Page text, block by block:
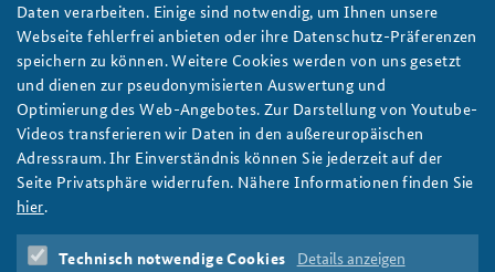
Beirat
Praktika an der BAKS
Anfahrt
Freundeskreis
Fachseminar Digitalisierung und Sicherheitspolitik
Fachseminar Desinformation und Sicherheitspolitik
Deutsches Forum Sicherheitspolitik
Arbeitskreis "Junge Sicherheitspolitiker"
Das Sicherheitspolitische Gespräch an der BAKS
Studierendenkonferenz Sicherheitspolitik gestalten
Pressespiegel und Gastbeiträge von BAKS-Angehörigen
Ansprechpartner für Presse- und andere Medienanfragen
Newsletter-Archiv
Foto: Copyright thyssenkrupp Marine Systems
„Junge Sicherheitspolitiker“ besuchen
Marinekommando und U-Bootwerft
Einblicke aus erster Hand: Die Informationsreise "Marine" führte
den Arbeitskreis "Junge Sicherheitspolitiker" der BAKS ins
Marinekommando nach Rostock und in die Kieler Werft des
Unternehmens thyssenkrupp Marine Systems. Foto: Copyright
thyssenkrupp Marine Systems.
weiter
Daten verarbeiten. Einige sind notwendig, um Ihnen unsere
Webseite fehlerfrei anbieten oder ihre Datenschutz-Präferenzen
speichern zu können. Weitere Cookies werden von uns gesetzt
und dienen zur pseudonymisierten Auswertung und
Optimierung des Web-Angebotes. Zur Darstellung von Youtube-
Videos transferieren wir Daten in den außereuropäischen
Adressraum. Ihr Einverständnis können Sie jederzeit auf der
Seite Privatsphäre widerrufen. Nähere Informationen finden Sie
hier.
Technisch notwendige Cookies Details anzeigen